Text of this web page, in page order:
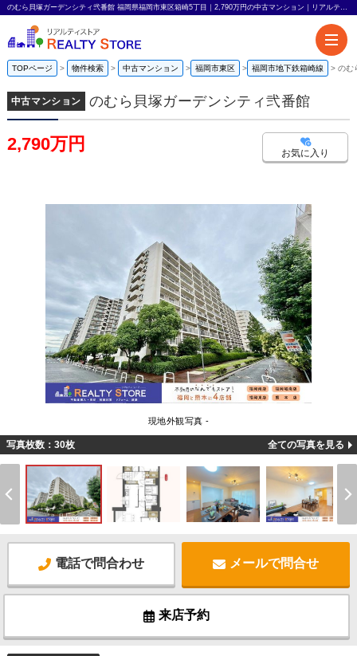
のむら貝塚ガーデンシティ弐番館 福岡県福岡市東区箱崎5丁目｜2,790万円の中古マンション｜リアルティストア
TOPページ 物件検索 中古マンション 福岡市東区 福岡市地下鉄箱崎線 のむ
中古マンション のむら貝塚ガーデンシティ弐番館
2,790万円 お気に入り
現地外観写真 -
写真枚数：30枚 全ての写真を見る
電話で問合わせ メールで問合せ
来店予約